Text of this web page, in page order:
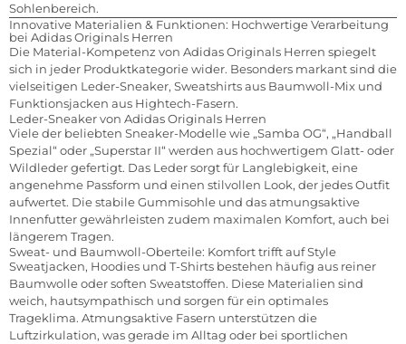
Sohlenbereich.
Innovative Materialien & Funktionen: Hochwertige Verarbeitung
bei Adidas Originals Herren
Die Material-Kompetenz von Adidas Originals Herren spiegelt
sich in jeder Produktkategorie wider. Besonders markant sind die
vielseitigen Leder-Sneaker, Sweatshirts aus Baumwoll-Mix und
Funktionsjacken aus Hightech-Fasern.
Leder-Sneaker von Adidas Originals Herren
Viele der beliebten Sneaker-Modelle wie „Samba OG“, „Handball
Spezial“ oder „Superstar II“ werden aus hochwertigem Glatt- oder
Wildleder gefertigt. Das Leder sorgt für Langlebigkeit, eine
angenehme Passform und einen stilvollen Look, der jedes Outfit
aufwertet. Die stabile Gummisohle und das atmungsaktive
Innenfutter gewährleisten zudem maximalen Komfort, auch bei
längerem Tragen.
Sweat- und Baumwoll-Oberteile: Komfort trifft auf Style
Sweatjacken, Hoodies und T-Shirts bestehen häufig aus reiner
Baumwolle oder soften Sweatstoffen. Diese Materialien sind
weich, hautsympathisch und sorgen für ein optimales
Trageklima. Atmungsaktive Fasern unterstützen die
Luftzirkulation, was gerade im Alltag oder bei sportlichen